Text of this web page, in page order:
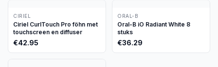
CIRIEL
Ciriel CurlTouch Pro föhn met
touchscreen en diffuser
€42.95
ORAL-B
Oral-B iO Radiant White 8
stuks
€36.29